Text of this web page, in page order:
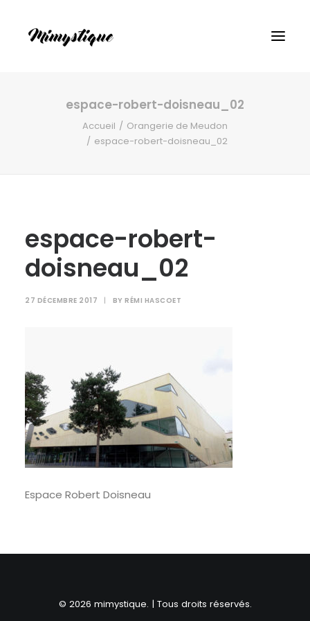
espace-robert-doisneau_02
Accueil
Orangerie de Meudon
espace-robert-doisneau_02
espace-robert-
doisneau_02
27 DÉCEMBRE 2017 | BY RÉMI HASCOET
Espace Robert Doisneau
© 2026 mimystique. | Tous droits réservés.